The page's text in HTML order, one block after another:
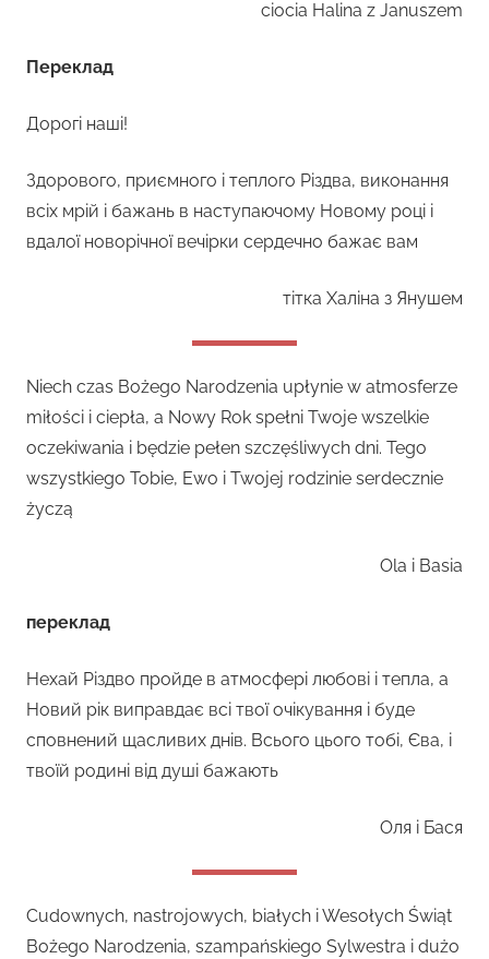
ciocia Halina z Januszem
Переклад
Дорогі наші!
Здорового, приємного і теплого Різдва, виконання
всіх мрій і бажань в наступаючому Новому році і
вдалої новорічної вечірки сердечно бажає вам
тітка Халіна з Янушем
Niech czas Bożego Narodzenia upłynie w atmosferze
miłości i ciepła, a Nowy Rok spełni Twoje wszelkie
oczekiwania i będzie pełen szczęśliwych dni. Tego
wszystkiego Tobie, Ewo i Twojej rodzinie serdecznie
życzą
Ola i Basia
переклад
Нехай Різдво пройде в атмосфері любові і тепла, а
Новий рік виправдає всі твої очікування і буде
сповнений щасливих днів. Всього цього тобі, Єва, і
твоїй родині від душі бажають
Оля і Бася
Cudownych, nastrojowych, białych i Wesołych Świąt
Bożego Narodzenia, szampańskiego Sylwestra i dużo